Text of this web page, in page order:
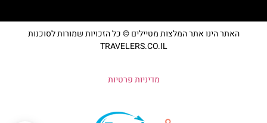
האתר הינו אתר המלצות מטיילים © כל הזכויות שמורות לסוכנות
TRAVELERS.CO.IL
מדיניות פרטיות